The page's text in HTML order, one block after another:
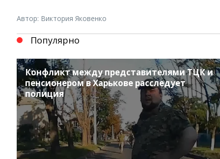
Автор: Виктория Яковенко
Популярно
Конфликт между представителями ТЦК и
пенсионером в Харькове расследует
полиция